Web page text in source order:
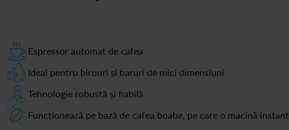
Espressor automat de cafea
Ideal pentru birouri și baruri de mici dimensiuni
Tehnologie robustă și fiabilă
Funcționează pe bază de cafea boabe, pe care o macină instant